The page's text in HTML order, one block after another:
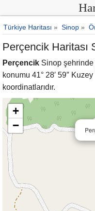
Türkiye Haritası » Sinop »
Perçencik Haritası
Perçencik Sinop şehrinde
konumu 41° 28′ 59″
koordinatlarıdır.
+
−